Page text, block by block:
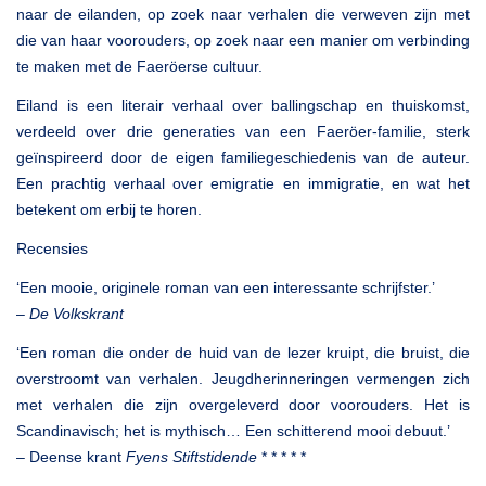
naar de eilanden, op zoek naar verhalen die verweven zijn met
die van haar voorouders, op zoek naar een manier om verbinding
te maken met de Faeröerse cultuur.
Eiland is een literair verhaal over ballingschap en thuiskomst,
verdeeld over drie generaties van een Faeröer-familie, sterk
geïnspireerd door de eigen familiegeschiedenis van de auteur.
Een prachtig verhaal over emigratie en immigratie, en wat het
betekent om erbij te horen.
Recensies
‘Een mooie, originele roman van een interessante schrijfster.’
– De Volkskrant
‘Een roman die onder de huid van de lezer kruipt, die bruist, die
overstroomt van verhalen. Jeugdherinneringen vermengen zich
met verhalen die zijn overgeleverd door voorouders. Het is
Scandinavisch; het is mythisch… Een schitterend mooi debuut.’
– Deense krant Fyens Stiftstidende * * * * *